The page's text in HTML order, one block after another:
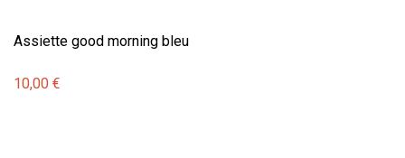
Assiette good morning bleu
10,00 €